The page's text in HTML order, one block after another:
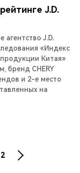
J.D.
агентство J.D.
«Индекс
Китая»
бренд CHERY
и 2-е место
на